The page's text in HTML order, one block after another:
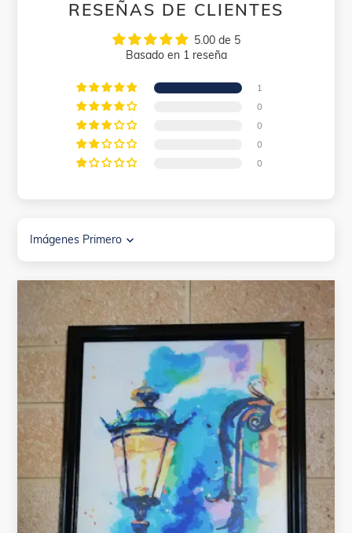
RESEÑAS DE CLIENTES
5.00 de 5
Basado en 1 reseña
1
0
0
0
0
Sort by